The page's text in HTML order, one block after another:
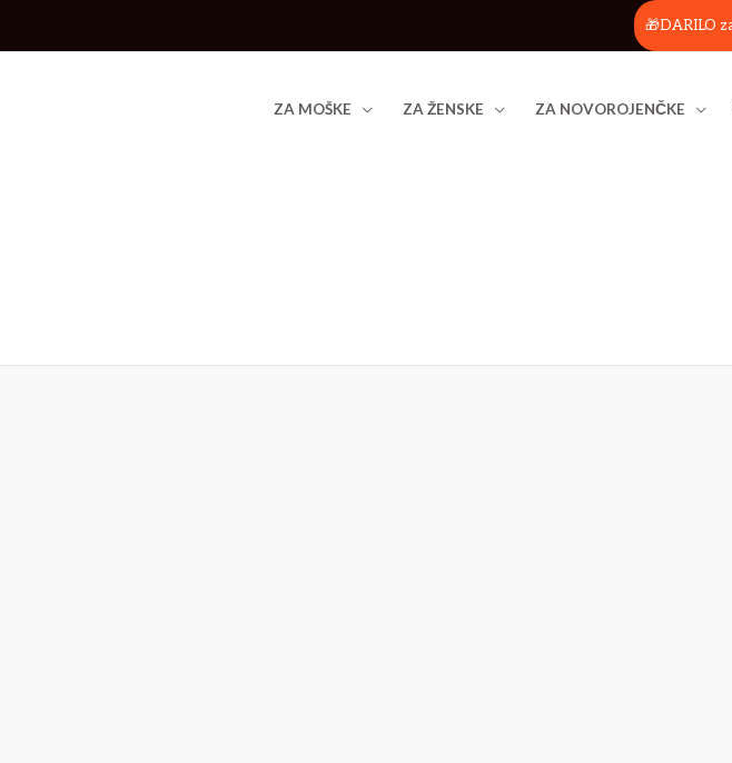
🎁DARILO
ZA MOŠKE ZA ŽENSKE ZA NOVOROJENČKE